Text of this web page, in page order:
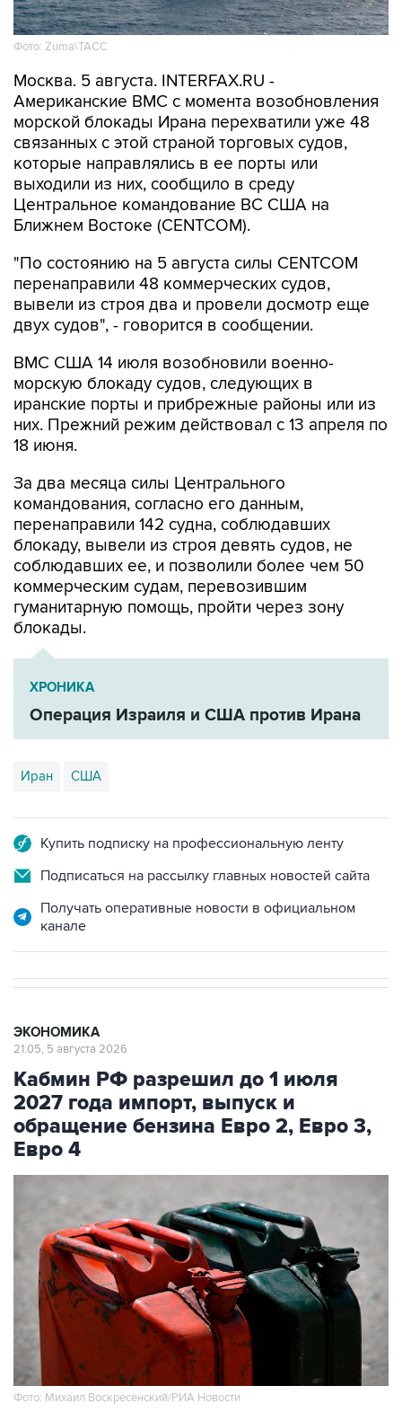
Фото: Zuma\ТАСС
Москва. 5 августа. INTERFAX.RU -
Американские ВМС с момента возобновления
морской блокады Ирана перехватили уже 48
связанных с этой страной торговых судов,
которые направлялись в ее порты или
выходили из них, сообщило в среду
Центральное командование ВС США на
Ближнем Востоке (CENTCOM).
"По состоянию на 5 августа силы CENTCOM
перенаправили 48 коммерческих судов,
вывели из строя два и провели досмотр еще
двух судов", - говорится в сообщении.
ВМС США 14 июля возобновили военно-
морскую блокаду судов, следующих в
иранские порты и прибрежные районы или из
них. Прежний режим действовал с 13 апреля по
18 июня.
За два месяца силы Центрального
командования, согласно его данным,
перенаправили 142 судна, соблюдавших
блокаду, вывели из строя девять судов, не
соблюдавших ее, и позволили более чем 50
коммерческим судам, перевозившим
гуманитарную помощь, пройти через зону
блокады.
ХРОНИКА
Операция Израиля и США против Ирана
Иран США
Купить подписку на профессиональную ленту
Подписаться на рассылку главных новостей сайта
Получать оперативные новости в официальном
канале
ЭКОНОМИКА
21:05, 5 августа 2026
Кабмин РФ разрешил до 1 июля
2027 года импорт, выпуск и
обращение бензина Евро 2, Евро 3,
Евро 4
Фото: Михаил Воскресенский/РИА Новости